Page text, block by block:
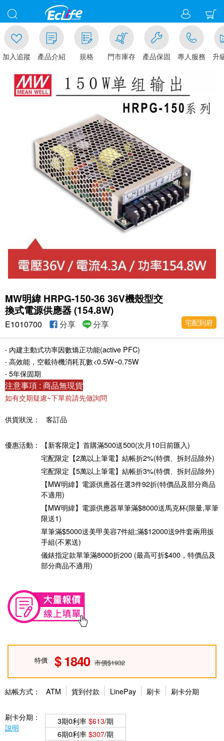
入追蹤 產品介紹 規格 門市庫存 產品保固 專人服務 升
MW明緯 HRPG-150-36 36V機殼型交
換式電源供應器 (154.8W)
宅配到府
E1010700 分享 分享
‧ 內建主動式功率因數矯正功能(active PFC)
‧ 高效能，空載待機消耗瓦數<0.5W~0.75W
‧ 5年保固期
注意事項 : 商品無現貨
如有交期疑慮~下單前請先做詢問
供貨狀況： 客訂品
優惠活動：
【新客限定】首購滿500送500(次月10日前匯入)
宅配限定【2萬以上筆電】結帳折2%(特價、拆封品除外)
宅配限定【5萬以上筆電】結帳折3%(特價、拆封品除外)
【MW明緯】電源供應器任選3件92折(特價品及部分商品
不適用)
【MW明緯】電源供應器單筆滿$8000送馬克杯(限量,單筆
限送1)
單筆滿$5000送美甲美容7件組;滿$12000送9件套兩用扳
手組(不累送)
儀錶指定款單筆滿8000折200 (最高可折$400，特價品及
部分商品不適用)
特價 1840 市價$1932
結帳方式： ATM 貨到付款 LinePay 刷卡 刷卡分期
刷卡分期：
說明
3期0利率$613/期
6期0利率$307/期